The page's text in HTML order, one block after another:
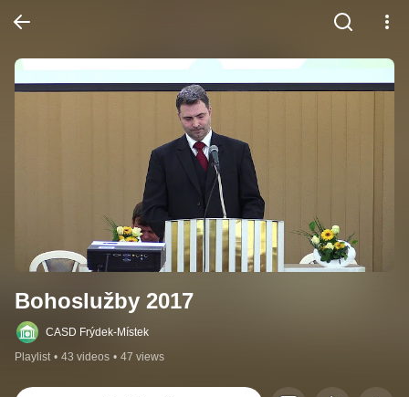
Bohoslužby 2017
CASD Frýdek-Místek
Playlist • 43 videos • 47 views